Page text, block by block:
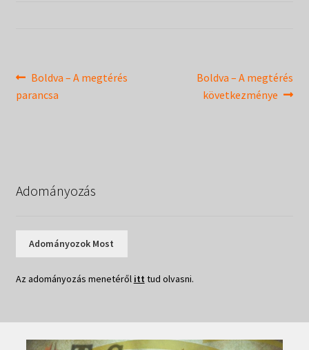
menu
Bejegyzés
navigáció
Previous
post:
Boldva – A megtérés
parancsa
Next
post:
Boldva – A megtérés
következménye
Adományozás
Adományozok Most
Az adományozás menetéről itt tud olvasni.